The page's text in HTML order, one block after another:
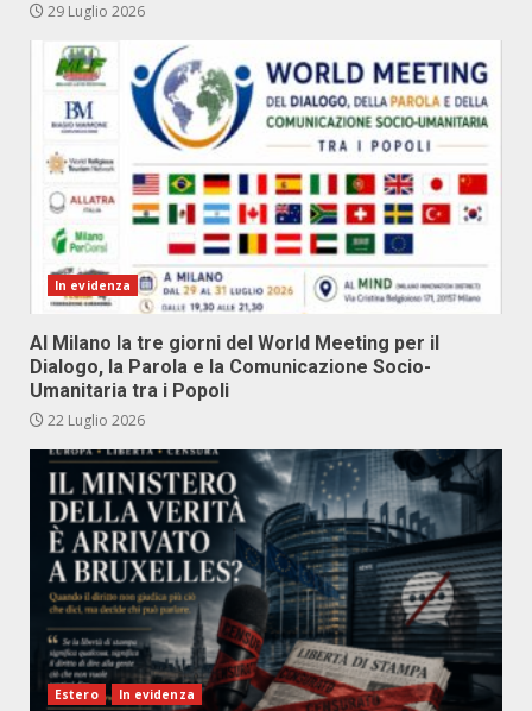
29 Luglio 2026
In evidenza
Al Milano la tre giorni del World Meeting per il
Dialogo, la Parola e la Comunicazione Socio-
Umanitaria tra i Popoli
22 Luglio 2026
Estero In evidenza